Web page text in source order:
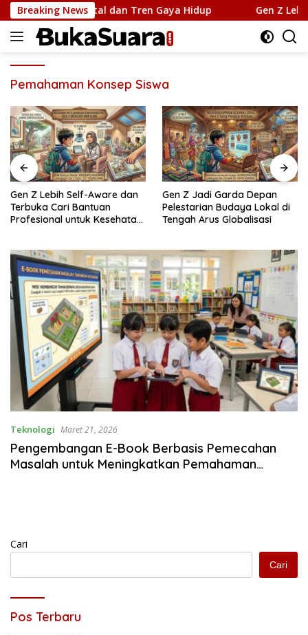
Langsung
ke
konten
Breaking NewsMental dan Tren Gaya Hidup Gen Z
Pemahaman Konsep Siswa
Gen Z Lebih Self-Aware dan
Terbuka Cari Bantuan
Profesional untuk Kesehatan
Gen Z Jadi Garda Depan
Pelestarian Budaya Lokal di
Tengah Arus Globalisasi
Teknologi Maret 21, 2026
Pengembangan E-Book Berbasis Pemecahan
Masalah untuk Meningkatkan Pemahaman
Cari
Cari
Pos Terbaru